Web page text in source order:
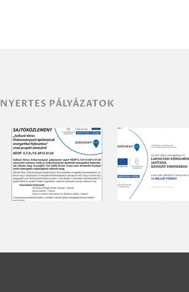
NYERTES PÁLYÁZATOK